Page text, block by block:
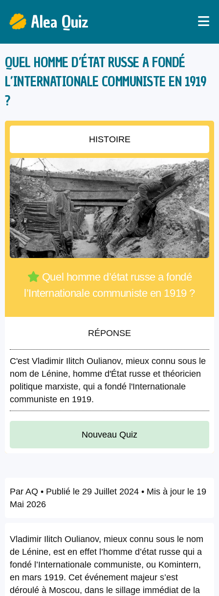
Alea Quiz
QUEL HOMME D’ÉTAT RUSSE A FONDÉ
L’INTERNATIONALE COMMUNISTE EN 1919
?
HISTOIRE
Quel homme d’état russe a fondé
l’Internationale communiste en 1919 ?
RÉPONSE
C'est Vladimir Ilitch Oulianov, mieux connu sous le
nom de Lénine, homme d'État russe et théoricien
politique marxiste, qui a fondé l'Internationale
communiste en 1919.
Nouveau Quiz
Par AQ • Publié le 29 Juillet 2024 • Mis à jour le 19
Mai 2026
Vladimir Ilitch Oulianov, mieux connu sous le nom
de Lénine, est en effet l’homme d’état russe qui a
fondé l’Internationale communiste, ou Komintern,
en mars 1919. Cet événement majeur s’est
déroulé à Moscou, dans le sillage immédiat de la